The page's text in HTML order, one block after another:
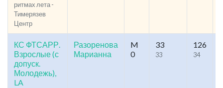
ритмах лета -
Тимерязев
Центр
КС ФТСАРР.
Взрослые (с
допуск.
Молодежь),
LA
Разоренова
Марианна
M
0
33
33
126
34